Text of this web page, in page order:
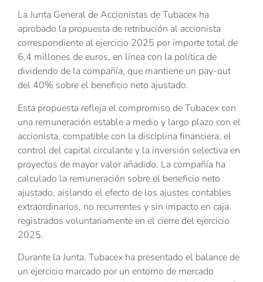
La Junta General de Accionistas de Tubacex ha
aprobado la propuesta de retribución al accionista
correspondiente al ejercicio 2025 por importe total de
6,4 millones de euros, en línea con la política de
dividendo de la compañía, que mantiene un pay-out
del 40% sobre el beneficio neto ajustado.
Esta propuesta refleja el compromiso de Tubacex con
una remuneración estable a medio y largo plazo con el
accionista, compatible con la disciplina financiera, el
control del capital circulante y la inversión selectiva en
proyectos de mayor valor añadido. La compañía ha
calculado la remuneración sobre el beneficio neto
ajustado, aislando el efecto de los ajustes contables
extraordinarios, no recurrentes y sin impacto en caja
registrados voluntariamente en el cierre del ejercicio
2025.
Durante la Junta, Tubacex ha presentado el balance de
un ejercicio marcado por un entorno de mercado